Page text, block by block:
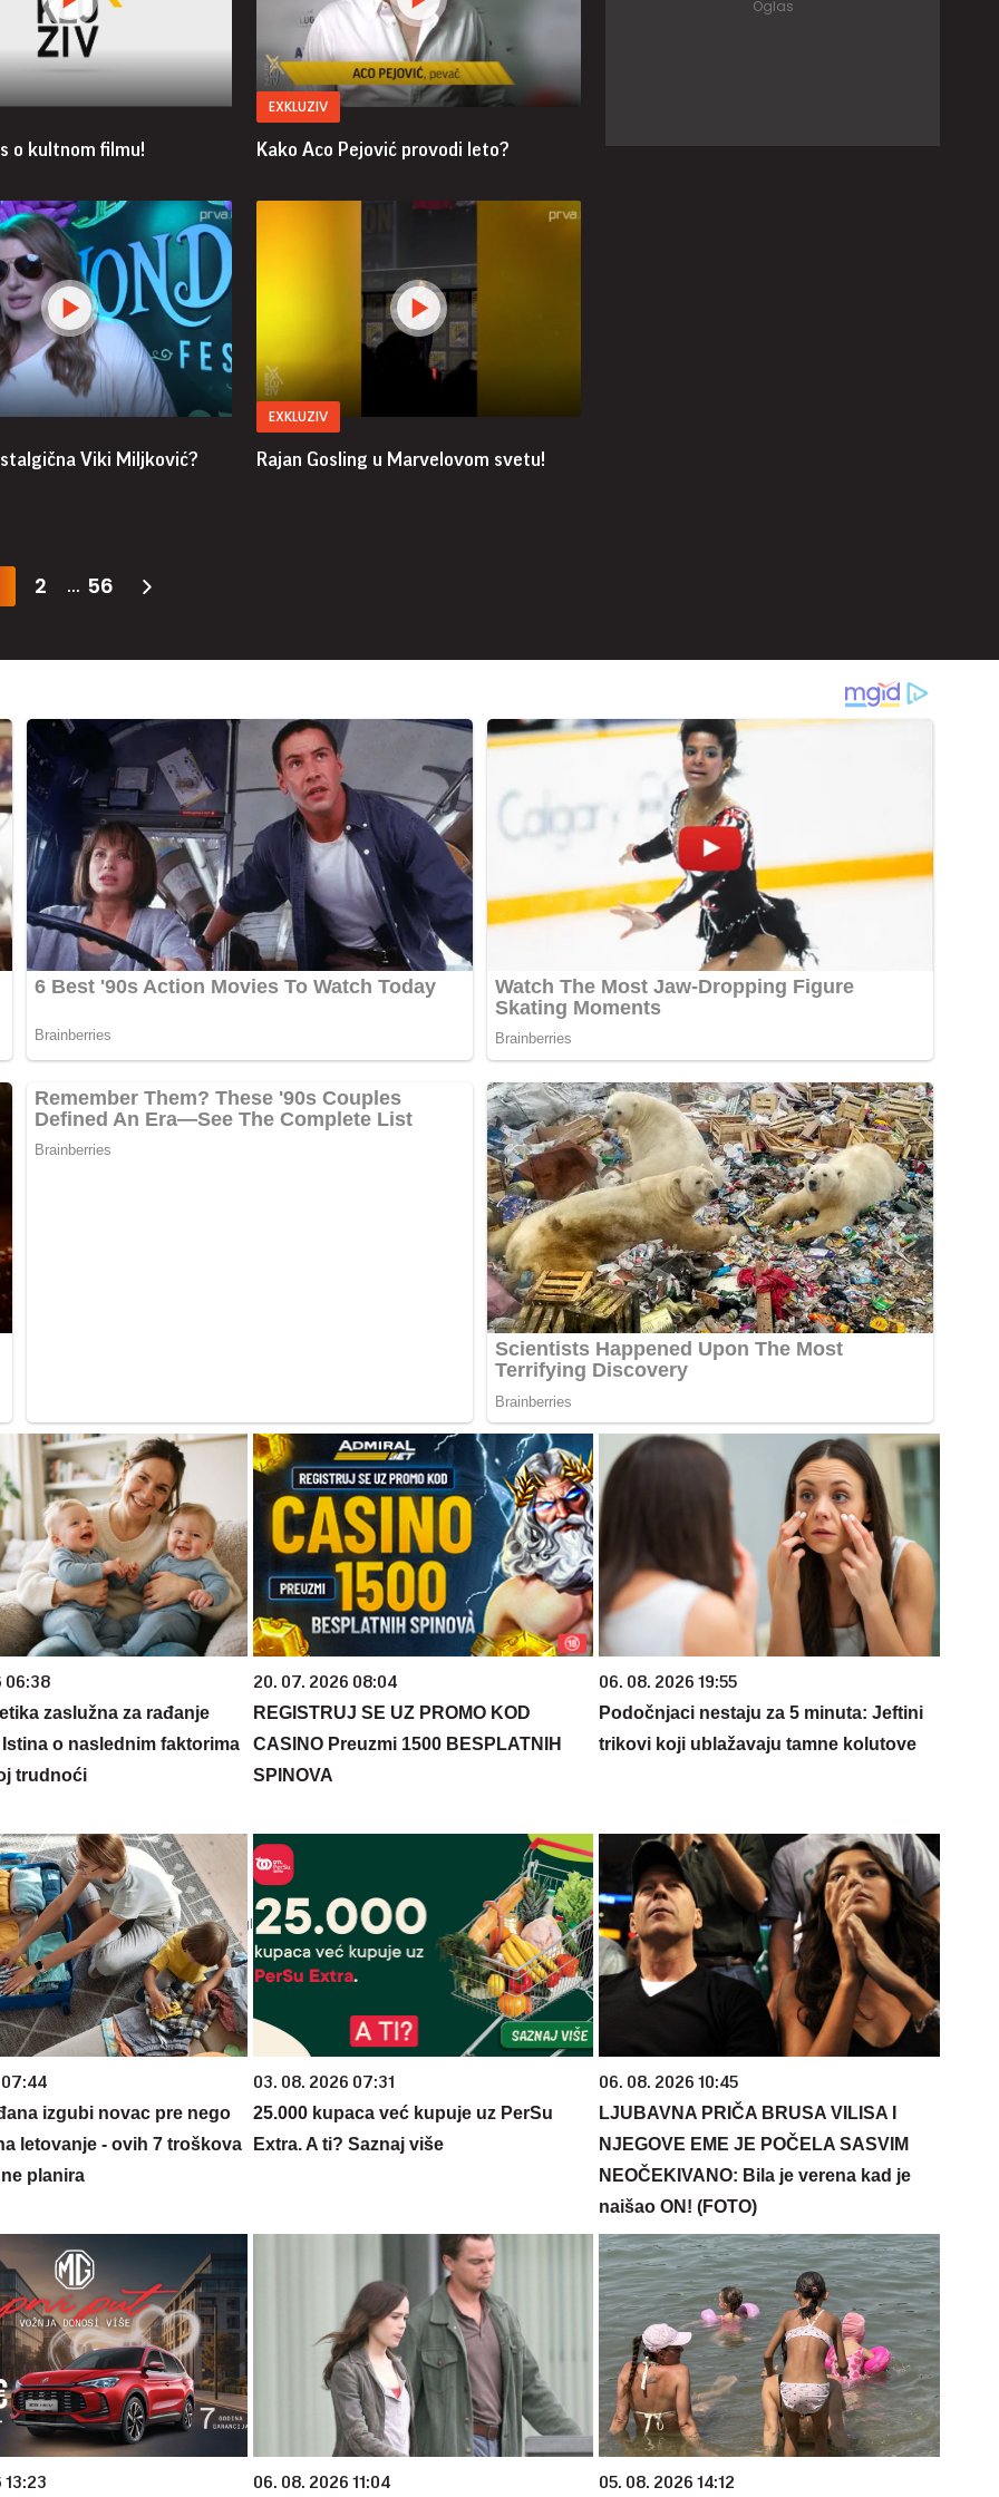
o kultnom filmu!
EXKLUZIV
Kako Aco Pejović provodi leto?
Viki Miljković?
EXKLUZIV
Rajan Gosling u Marvelovom svetu!
2 ... 56
06:38
zaslužna za rađanje
o naslednim faktorima
trudnoći
20. 07. 2026 08:04
REGISTRUJ SE UZ PROMO KOD
CASINO Preuzmi 1500 BESPLATNIH
SPINOVA
06. 08. 2026 19:55
Podočnjaci nestaju za 5 minuta: Jeftini
trikovi koji ublažavaju tamne kolutove
07:44
izgubi novac pre nego
letovanje - ovih 7 troškova
planira
03. 08. 2026 07:31
25.000 kupaca već kupuje uz PerSu
Extra. A ti? Saznaj više
06. 08. 2026 10:45
LJUBAVNA PRIČA BRUSA VILISA I
NJEGOVE EME JE POČELA SASVIM
NEOČEKIVANO: Bila je verena kad je
naišao ON! (FOTO)
13:23 06. 08. 2026 11:04 05. 08. 2026 14:12